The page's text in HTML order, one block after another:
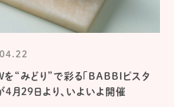
を“みどり”で彩る「BABBIピスタ
4月29日より、いよいよ開催